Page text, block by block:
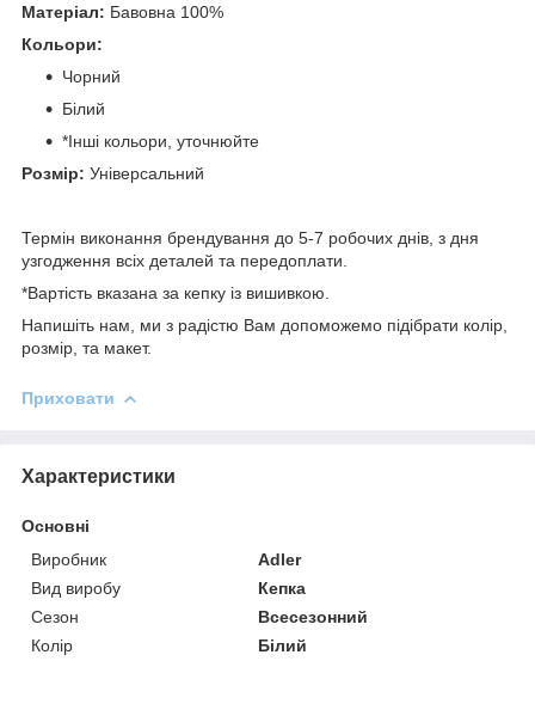
Матеріал: Бавовна 100%
Кольори:
Чорний
Білий
*Інші кольори, уточнюйте
Розмір: Універсальний
Термін виконання брендування до 5-7 робочих днів, з дня
узгодження всіх деталей та передоплати.
*Вартість вказана за кепку із вишивкою.
Напишіть нам, ми з радістю Вам допоможемо підібрати колір,
розмір, та макет.
Приховати
Характеристики
Основні
Виробник
Adler
Вид виробу
Кепка
Сезон
Всесезонний
Колір
Білий